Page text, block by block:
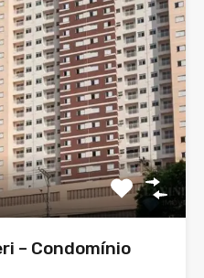
– Condomínio